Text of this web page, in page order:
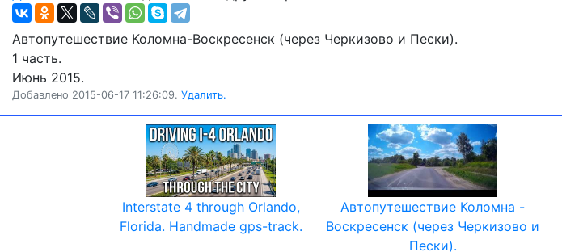
Автопутешествие Коломна-Воскресенск (через Черкизово и Пески).
1 часть.
Июнь 2015.
Добавлено 2015-06-17 11:26:09. Удалить.
Interstate 4 through Orlando,
Florida. Handmade gps-track.
Автопутешествие Коломна -
Воскресенск (через Черкизово и
Пески).